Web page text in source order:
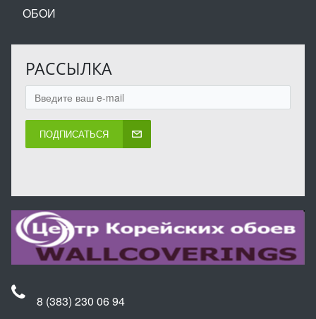
ОБОИ
РАССЫЛКА
ПОДПИСАТЬСЯ
8 (383) 230 06 94